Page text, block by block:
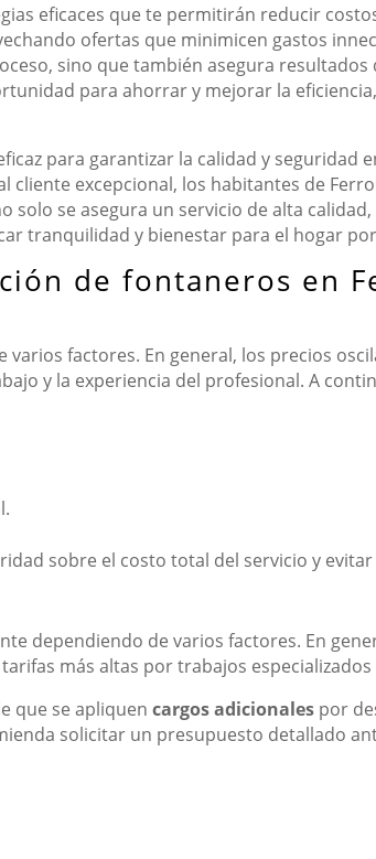
eficaces que te permitirán reducir
ofertas que minimicen gastos
sino que también asegura resultados
para ahorrar y mejorar la
para garantizar la calidad y seguridad
cliente excepcional, los habitantes de
se asegura un servicio de alta
tranquilidad y bienestar para el hogar
de fontaneros en
factores. En general, los precios
y la experiencia del profesional. A
sobre el costo total del servicio y
dependiendo de varios factores. En
más altas por trabajos
que se apliquen cargos adicionales por
solicitar un presupuesto detallado